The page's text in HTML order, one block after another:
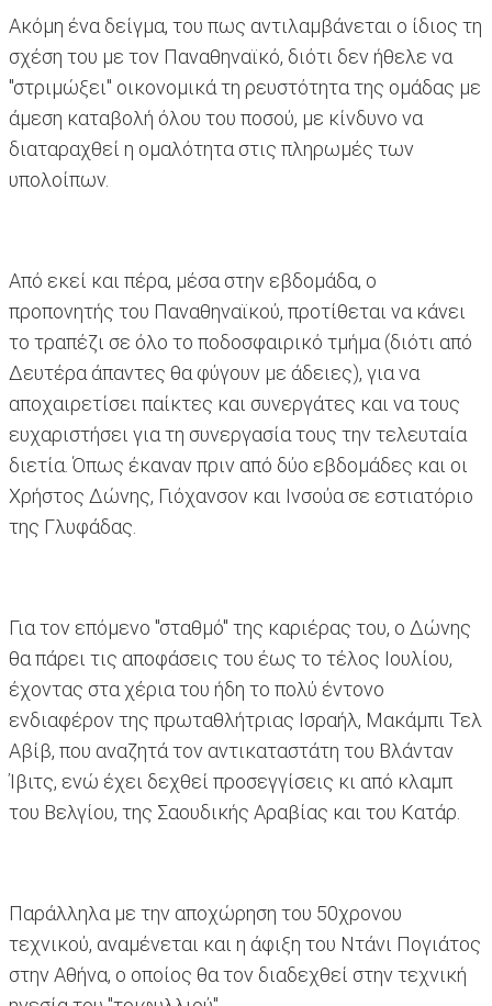
Ακόμη ένα δείγμα, του πως αντιλαμβάνεται ο ίδιος τη
σχέση του με τον Παναθηναϊκό, διότι δεν ήθελε να
"στριμώξει" οικονομικά τη ρευστότητα της ομάδας με
άμεση καταβολή όλου του ποσού, με κίνδυνο να
διαταραχθεί η ομαλότητα στις πληρωμές των
υπολοίπων.
Από εκεί και πέρα, μέσα στην εβδομάδα, ο
προπονητής του Παναθηναϊκού, προτίθεται να κάνει
το τραπέζι σε όλο το ποδοσφαιρικό τμήμα (διότι από
Δευτέρα άπαντες θα φύγουν με άδειες), για να
αποχαιρετίσει παίκτες και συνεργάτες και να τους
ευχαριστήσει για τη συνεργασία τους την τελευταία
διετία. Όπως έκαναν πριν από δύο εβδομάδες και οι
Χρήστος Δώνης, Γιόχανσον και Ινσούα σε εστιατόριο
της Γλυφάδας.
Για τον επόμενο "σταθμό" της καριέρας του, ο Δώνης
θα πάρει τις αποφάσεις του έως το τέλος Ιουλίου,
έχοντας στα χέρια του ήδη το πολύ έντονο
ενδιαφέρον της πρωταθλήτριας Ισραήλ, Μακάμπι Τελ
Αβίβ, που αναζητά τον αντικαταστάτη του Βλάνταν
Ίβιτς, ενώ έχει δεχθεί προσεγγίσεις κι από κλαμπ
του Βελγίου, της Σαουδικής Αραβίας και του Κατάρ.
Παράλληλα με την αποχώρηση του 50χρονου
τεχνικού, αναμένεται και η άφιξη του Ντάνι Πογιάτος
στην Αθήνα, ο οποίος θα τον διαδεχθεί στην τεχνική